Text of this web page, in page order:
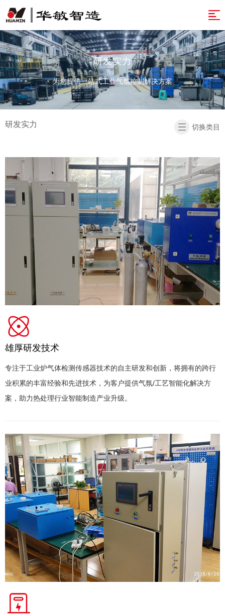
网
站
导
航
解
决
方
案
产
品
&
案
例
开
力
于
智
造
温
馨
提
示
返
回
首
研发实力
为您提供一站式工业气氛控制解决方案
研发实力 切换类目
雄厚研发技术
专注于工业炉气体检测传感器技术的自主研发和创新，将拥有的跨行
业积累的丰富经验和先进技术，为客户提供气氛/工艺智能化解决方
案，助力热处理行业智能制造产业升级。